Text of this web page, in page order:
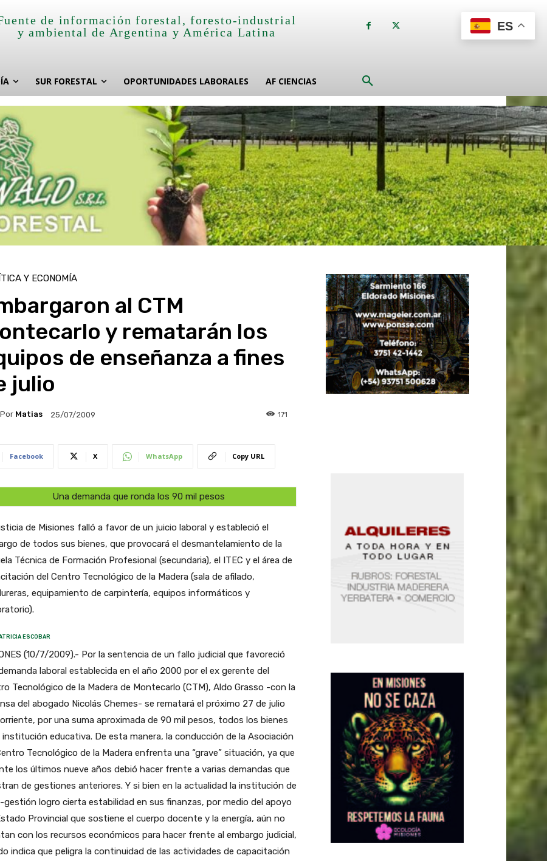
de información forestal, foresto-industrial
y ambiental de Argentina y América Latina
SUR FORESTAL OPORTUNIDADES LABORALES AF CIENCIAS
Y ECONOMÍA
al CTM
y rematarán los
de enseñanza a fines
julio
Por Matias 25/07/2009 171
Facebook X WhatsApp Copy URL
Una demanda que ronda los 90 mil pesos
de Misiones falló a favor de un juicio laboral y estableció el
de todos sus bienes, que provocará el desmantelamiento de la
Técnica de Formación Profesional (secundaria), el ITEC y el área de
del Centro Tecnológico de la Madera (sala de afilado,
equipamiento de carpintería, equipos informáticos y
ESCOBAR
(10/7/2009).- Por la sentencia de un fallo judicial que favoreció
laboral establecida en el año 2000 por el ex gerente del
Tecnológico de la Madera de Montecarlo (CTM), Aldo Grasso -con la
del abogado Nicolás Chemes- se rematará el próximo 27 de julio
por una suma aproximada de 90 mil pesos, todos los bienes
institución educativa. De esta manera, la conducción de la Asociación
Tecnológico de la Madera enfrenta una “grave” situación, ya que
los últimos nueve años debió hacer frente a varias demandas que
de gestiones anteriores. Y si bien en la actualidad la institución de
gestión logro cierta estabilidad en sus finanzas, por medio del apoyo
Provincial que sostiene el cuerpo docente y la energía, aún no
con los recursos económicos para hacer frente al embargo judicial,
indica que peligra la continuidad de las actividades de capacitación
ES